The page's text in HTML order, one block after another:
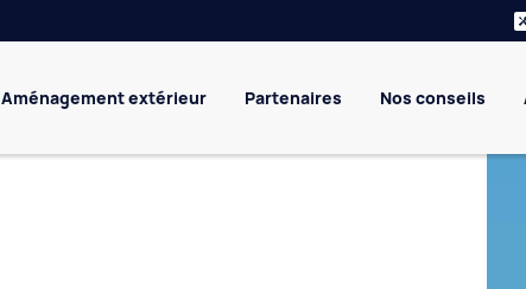
Aménagement extérieur Partenaires Nos conseils